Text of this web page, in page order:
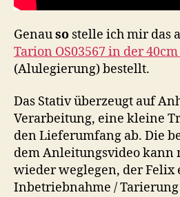
Genauso stelle ich mir das
Tarion OS03567 in der
(Alulegierung) bestellt.
Das Stativ überzeugt auf
Verarbeitung, eine kleine
den Lieferumfang ab. Die
dem Anleitungsvideo kann
wieder weglegen, der Felix
Inbetriebnahme / Tarierung